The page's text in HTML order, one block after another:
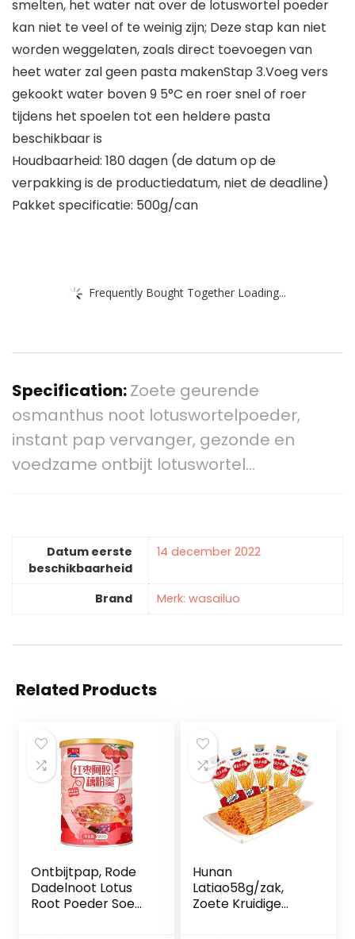
smelten, het water nat over de lotuswortel poeder
kan niet te veel of te weinig zijn; Deze stap kan niet
worden weggelaten, zoals direct toevoegen van
heet water zal geen pasta makenStap 3.Voeg vers
gekookt water boven 9 5°C en roer snel of roer
tijdens het spoelen tot een heldere pasta
beschikbaar is
Houdbaarheid: 180 dagen (de datum op de
verpakking is de productiedatum, niet de deadline)
Pakket specificatie: 500g/can
Frequently Bought Together Loading...
Specification:Zoete geurende
osmanthus noot lotuswortelpoeder,
instant pap vervanger, gezonde en
voedzame ontbijt lotuswortel…
Datum eerste
beschikbaarheid
14 december 2022
Brand Merk: wasailuo
Related Products
Ontbijtpap, Rode
Dadelnoot Lotus
Root Poeder Soep,
Hunan
Latiao58g/zak,
Zoete Kruidige